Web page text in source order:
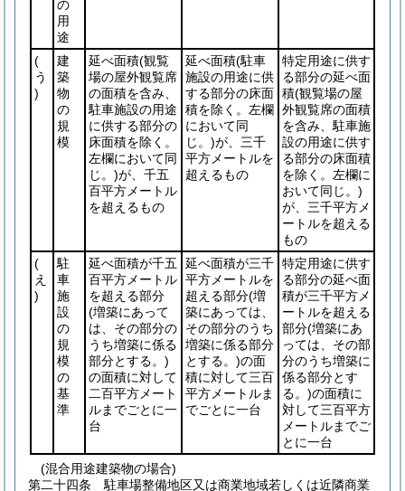
の
用
途
(
う
)
建
築
物
の
規
模
延べ面積(観覧
場の屋外観覧席
の面積を含み、
駐車施設の用途
に供する部分の
床面積を除く。
左欄において同
じ。)が、千五
百平方メートル
を超えるもの
延べ面積(駐車
施設の用途に供
する部分の床面
積を除く。左欄
において同
じ。)が、三千
平方メートルを
超えるもの
特定用途に供す
る部分の延べ面
積(観覧場の屋
外観覧席の面積
を含み、駐車施
設の用途に供す
る部分の床面積
を除く。左欄に
おいて同じ。)
が、三千平方メ
ートルを超える
もの
(
え
)
駐
車
施
設
の
規
模
の
基
準
延べ面積が千五
百平方メートル
を超える部分
(増築にあって
は、その部分の
うち増築に係る
部分とする。)
の面積に対して
二百平方メート
ルまでごとに一
台
延べ面積が三千
平方メートルを
超える部分(増
築にあっては、
その部分のうち
増築に係る部分
とする。)の面
積に対して三百
平方メートルま
でごとに一台
特定用途に供す
る部分の延べ面
積が三千平方メ
ートルを超える
部分(増築にあ
っては、その部
分のうち増築に
係る部分とす
る。)の面積に
対して三百平方
メートルまでご
とに一台
(混合用途建築物の場合)
第二十四条
駐車場整備地区又は商業地域若しくは近隣商業